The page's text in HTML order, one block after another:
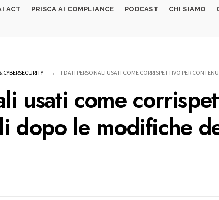
ACT PRISCA AI COMPLIANCE PODCAST CHI SIAMO
I DATI PERSONALI USATI COME CORRISPETTIVO PER
usati come
dopo le modifiche